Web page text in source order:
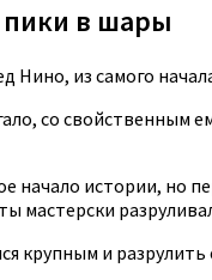
в шары
Нино, из самого
со свойственным
начало истории, но
мастерски
крупным и разрулить